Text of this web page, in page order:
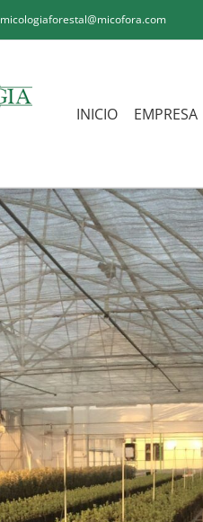
micologiaforestal@micofora.com
INICIO EMPRESA